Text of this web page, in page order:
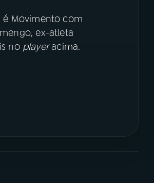
é Movimento com
ex-atleta
no playeracima.